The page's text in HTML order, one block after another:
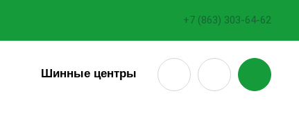
+7 (863) 303-64-62
Шинные центры